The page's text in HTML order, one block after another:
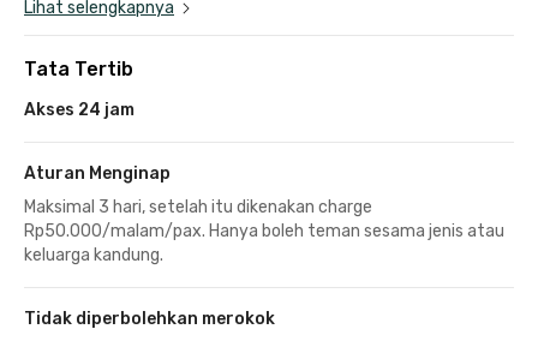
Lihat selengkapnya
Tata Tertib
Akses 24 jam
Aturan Menginap
Maksimal 3 hari, setelah itu dikenakan charge
Rp50.000/malam/pax. Hanya boleh teman sesama jenis atau
keluarga kandung.
Tidak diperbolehkan merokok